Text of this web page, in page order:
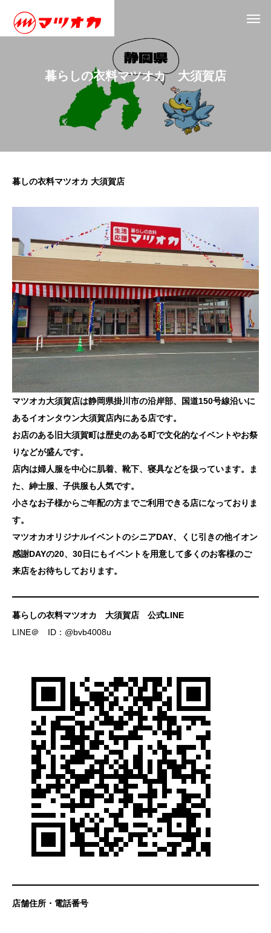
暮らしの衣料マツオカ 大須賀店
暮しの衣料マツオカ 大須賀店
マツオカ大須賀店は静岡県掛川市の沿岸部、国道150号線沿いに
あるイオンタウン大須賀店内にある店です。
お店のある旧大須賀町は歴史のある町で文化的なイベントやお祭
りなどが盛んです。
店内は婦人服を中心に肌着、靴下、寝具などを扱っています。ま
た、紳士服、子供服も人気です。
小さなお子様からご年配の方までご利用できる店になっておりま
す。
マツオカオリジナルイベントのシニアDAY、くじ引きの他イオン
感謝DAYの20、30日にもイベントを用意して多くのお客様のご
来店をお待ちしております。
暮らしの衣料マツオカ 大須賀店 公式LINE
LINE＠ ID：@bvb4008u
店舗住所・電話番号